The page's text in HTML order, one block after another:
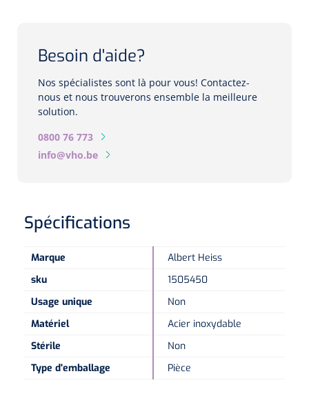
Biomètres optiques
Périmètres
Caméras de fond d'œil
Options
Lampe à fente
Microscopes spéculaires
Besoin d'aide?
Nos spécialistes sont là pour vous! Contactez-
nous et nous trouverons ensemble la meilleure
solution.
0800 76 773
info@vho.be
Spécifications
Marque
Albert Heiss
sku
1505450
Usage unique
Non
Matériel
Acier inoxydable
Stérile
Non
Type d'emballage
Pièce